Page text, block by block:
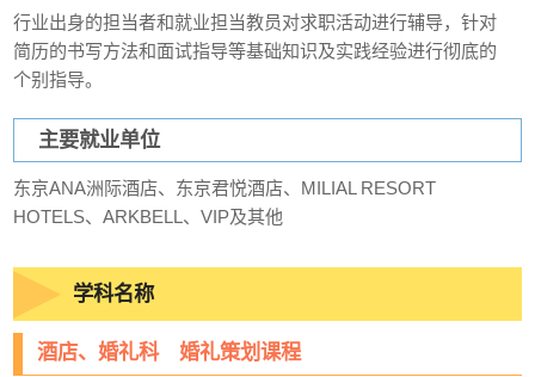
行业出身的担当者和就业担当教员对求职活动进行辅导，针对
简历的书写方法和面试指导等基础知识及实践经验进行彻底的
个别指导。
主要就业单位
东京ANA洲际酒店、东京君悦酒店、MILIAL RESORT
HOTELS、ARKBELL、VIP及其他
学科名称
酒店、婚礼科 婚礼策划课程